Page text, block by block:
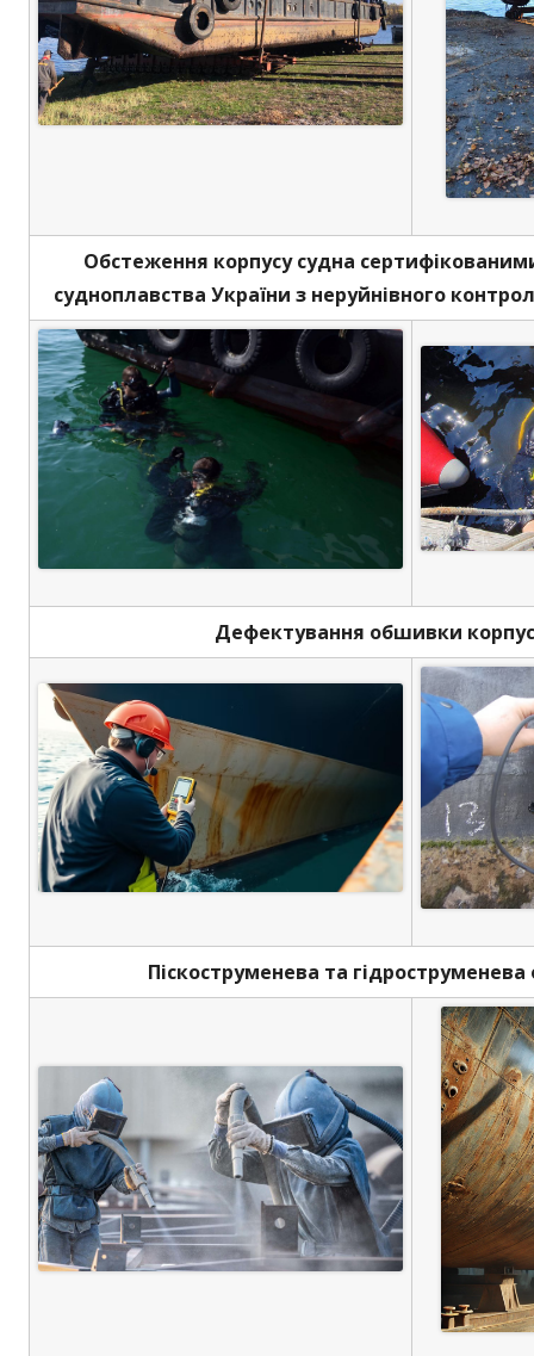
Обстеження корпусу судна
судноплавства України з неруйнівного
Дефектування обшивки
Піскоструменева та